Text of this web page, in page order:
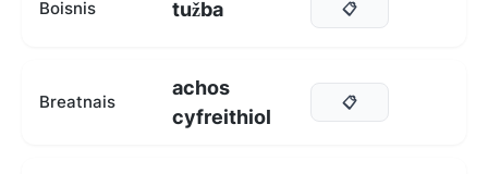
Boisnis tužba 📋
Breatnais
achos
cyfreithiol
📋